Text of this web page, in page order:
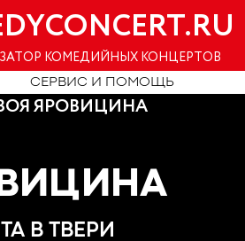
КОМЕДИЙНЫХ КОНЦЕРТОВ
СЕРВИС И ПОМОЩЬ
ЯРОВИЦИНА
В ТВЕРИ